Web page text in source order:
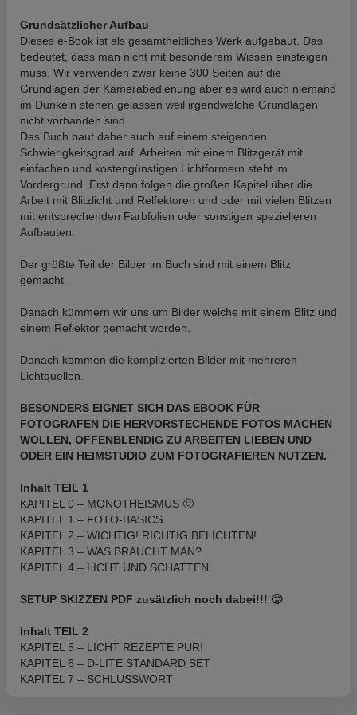
Grundsätzlicher Aufbau
Dieses e-Book ist als gesamtheitliches Werk aufgebaut. Das
bedeutet, dass man nicht mit besonderem Wissen einsteigen
muss. Wir verwenden zwar keine 300 Seiten auf die
Grundlagen der Kamerabedienung aber es wird auch niemand
im Dunkeln stehen gelassen weil irgendwelche Grundlagen
nicht vorhanden sind.
Das Buch baut daher auch auf einem steigenden
Schwierigkeitsgrad auf. Arbeiten mit einem Blitzgerät mit
einfachen und kostengünstigen Lichtformern steht im
Vordergrund. Erst dann folgen die großen Kapitel über die
Arbeit mit Blitzlicht und Relfektoren und oder mit vielen Blitzen
mit entsprechenden Farbfolien oder sonstigen spezielleren
Aufbauten.
Der größte Teil der Bilder im Buch sind mit einem Blitz
gemacht.
Danach kümmern wir uns um Bilder welche mit einem Blitz und
einem Reflektor gemacht worden.
Danach kommen die komplizierten Bilder mit mehreren
Lichtquellen.
BESONDERS EIGNET SICH DAS EBOOK FÜR
FOTOGRAFEN DIE HERVORSTECHENDE FOTOS MACHEN
WOLLEN, OFFENBLENDIG ZU ARBEITEN LIEBEN UND
ODER EIN HEIMSTUDIO ZUM FOTOGRAFIEREN NUTZEN.
Inhalt TEIL 1
KAPITEL 0 – MONOTHEISMUS 🙂
KAPITEL 1 – FOTO-BASICS
KAPITEL 2 – WICHTIG! RICHTIG BELICHTEN!
KAPITEL 3 – WAS BRAUCHT MAN?
KAPITEL 4 – LICHT UND SCHATTEN
SETUP SKIZZEN PDF zusätzlich noch dabei!!! 🙂
Inhalt TEIL 2
KAPITEL 5 – LICHT REZEPTE PUR!
KAPITEL 6 – D-LITE STANDARD SET
KAPITEL 7 – SCHLUSSWORT